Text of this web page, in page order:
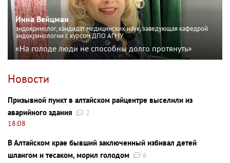
Инна Вейцман
эндокринолог, кандидат медицинских наук, заведующая кафедрой
эндокринологии с курсом ДПО АГМУ
«На голоде люди не способны долго протянуть»
Новости
Призывной пункт в алтайском райцентре выселили из
аварийного здания
2
18:08
В Алтайском крае бывший заключенный избивал детей
шлангом и тесаком, морил голодом
6